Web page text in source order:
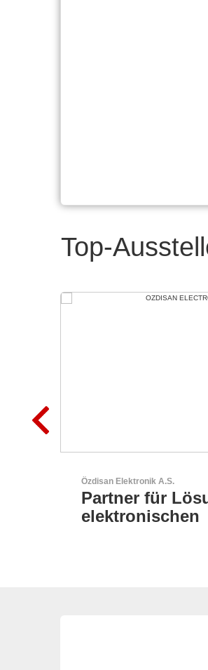
Top-
LEMO Elektronik GmbH
Original
Connector –